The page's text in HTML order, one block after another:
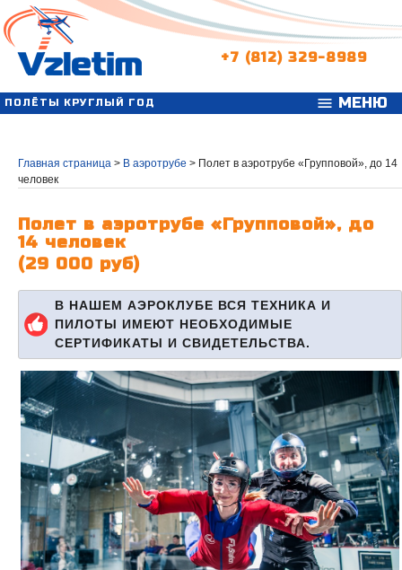
+7 (812) 329-8989
ПОЛЁТЫ КРУГЛЫЙ ГОД menu МЕНЮ
Главная страница > В аэротрубе > Полет в аэротрубе «Групповой», до 14
человек
Полет в аэротрубе «Групповой», до
14 человек
(29 000 руб)
В НАШЕМ АЭРОКЛУБЕ ВСЯ ТЕХНИКА И
ПИЛОТЫ ИМЕЮТ НЕОБХОДИМЫЕ
СЕРТИФИКАТЫ И СВИДЕТЕЛЬСТВА.